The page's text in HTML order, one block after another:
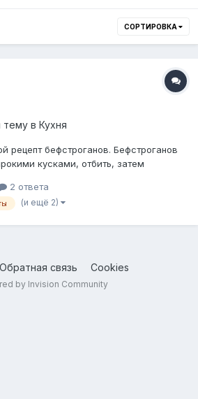
СОРТИРОВКА
тему в Кухня
рецепт бефстроганов. Бефстроганов
кусками, отбить, затем
без жира муки, сметаны,
соус. В соус положить
2 ответа
(и ещё 2)
Обратная связь Cookies
by Invision Community